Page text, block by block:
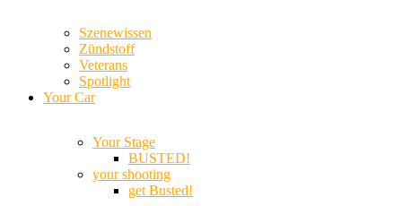
Szenewissen
Zündstoff
Veterans
Spotlight
Your Car
Your Stage
BUSTED!
your shooting
get Busted!